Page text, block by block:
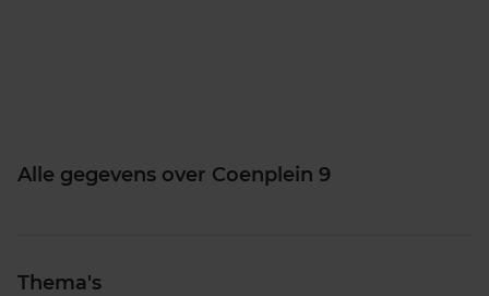
Alle gegevens over Coenplein 9
Thema's